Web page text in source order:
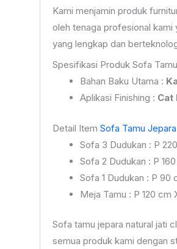
Kami menjamin produk
oleh tenaga profesional kami
yang lengkap dan
Spesifikasi Produk Sofa
Bahan Baku Utama :
Aplikasi Finishing : Cat
Detail Item Sofa Tamu Jepara
Sofa 3 Dudukan : P
Sofa 2 Dudukan : P
Sofa 1 Dudukan : P 90
Meja Tamu : P 120
Sofa tamu jepara natural jati
semua produk kami dengan